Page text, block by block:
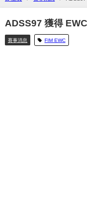
ADSS97 獲得
賽事消息 FIM EWC